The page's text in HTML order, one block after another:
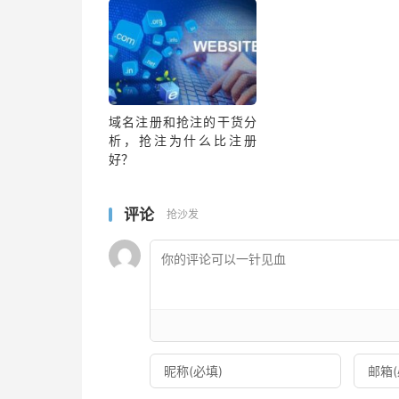
域名注册和抢注的干货分
析，抢注为什么比注册
好？
评论 抢沙发